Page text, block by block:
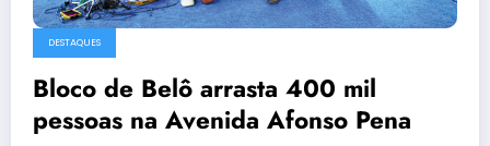
DESTAQUES
Bloco de Belô arrasta 400 mil
pessoas na Avenida Afonso Pena